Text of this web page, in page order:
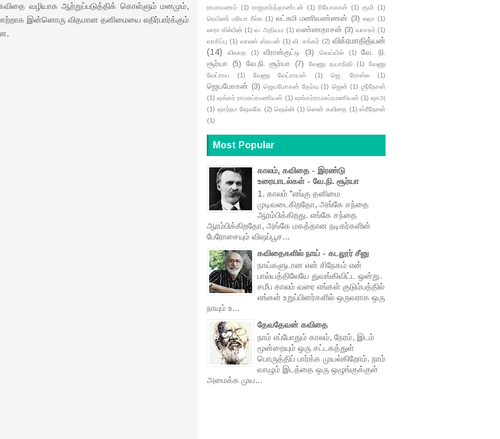
வழியாக ஆற்றுப்படுத்திக் கொள்ளும் மனமும்,
இன்னொரு விதமான தனிமையை எதிர்பார்க்கும்
ராமாயணம் (1) ராஜமார்த்தாண்டன் (1) ரியோகான் (1) ரூமி
(1)
ரெயினர் மரியா ரீல்க (1) லட்சுமி மணிவண்ணன் (3) லதா (1)
லாரா கில்பின் (1) வ. அதியம (1) வண்ணதாசன் (3) வாசகர் (1)
வாசிப்பு (1) வாலஸ் ஸ்டீபன் (1) வி. சங்கர் (2) விக்ரமாதித்யன்
(14)
விவாத (1) வீரான்குட்டி (3) வெய்யில் (1)
வே. நி.
சூர்யா
(5) வே.நி. சூர்யா (7) வேணு தயாநிதி (1)
வேணு
வேட்ராய
(1) வேணு வேட்ராயன் (1) ஜெ. ரோஸ்ல (1)
ஜெயமோகன் (3) ஜெயமோகன் தேர்வு (1) ஜென் (1) ஶ்ரீநேசன்
(1) ஷங்கர் ராமசுப்ரமணியன் (1) ஷங்கர்ராமசுப்ரமணியன் (1) ஷாஅ
(1) ஷாந்தா ஷேலகே (2) ஷெல்லி (1) ஸென் கவிதை (1) ஸ்ரீநேசன்
(1)
Most Popular
காலம், கவிதை - இரண்டு
உரையாடல்கள் - வே.நி. சூர்யா
1. காலம் "எங்கு தனிமை
முடிவடைகிறதோ, அங்கே சந்தை
ஆரம்பிக்கிறது. எங்கே சந்தை
ஆரம்பிக்கிறதோ, அங்கே மகத்தான நடிகர்களின்
பேரோசையும் விஷப்பூச...
கவிதைகளில் நாய் - கடலூர் சீனு
நாய்களுடான என் சிநேகம் என்
பால்யத்திலேயே துவங்கிவிட்ட ஒன்று.
சமீப காலம் வரை எங்கள் குடும்பத்தில்
எங்கள் உறுப்பினர்களில் ஒருவராக ஒரு
நாயும் உ...
தேவதேவன் கவிதை
நாம் எப்போதும் காலம், நேரம், இடம்
மூன்றையும் ஒரு சட்டகத்துள்
பொருத்திப் பார்க்க முயல்கிறோம். நாம்
வாழும் இடத்தை ஒரு ஒழுங்குக்குள்
அமைக்க முய...